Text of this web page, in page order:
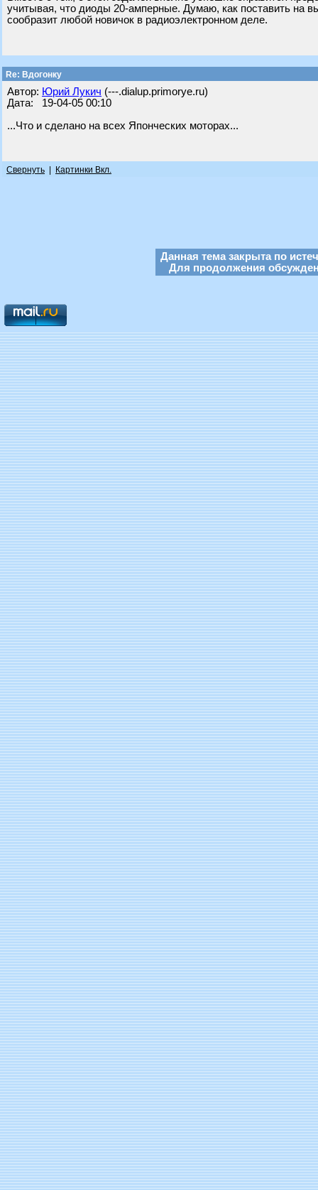
учитывая, что диоды 20-амперные. Думаю, как поставить на
сообразит любой новичок в радиоэлектронном деле.
Re: Вдогонку
Автор: Юрий Лукич (---.dialup.primorye.ru)
Дата: 19-04-05 00:10
...Что и сделано на всех Японческих моторах...
Свернуть Картинки Вкл.
Данная тема закрыта по
Для продолжения